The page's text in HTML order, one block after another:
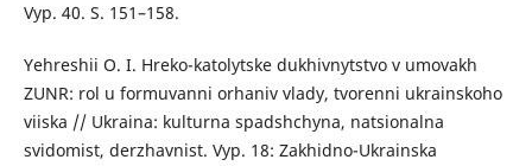
Vyp. 40. S. 151–158.
Yehreshii O. I. Hreko-katolytske dukhivnytstvo v umovakh
ZUNR: rol u formuvanni orhaniv vlady, tvorenni ukrainskoho
viiska // Ukraina: kulturna spadshchyna, natsionalna
svidomist, derzhavnist. Vyp. 18: Zakhidno-Ukrainska